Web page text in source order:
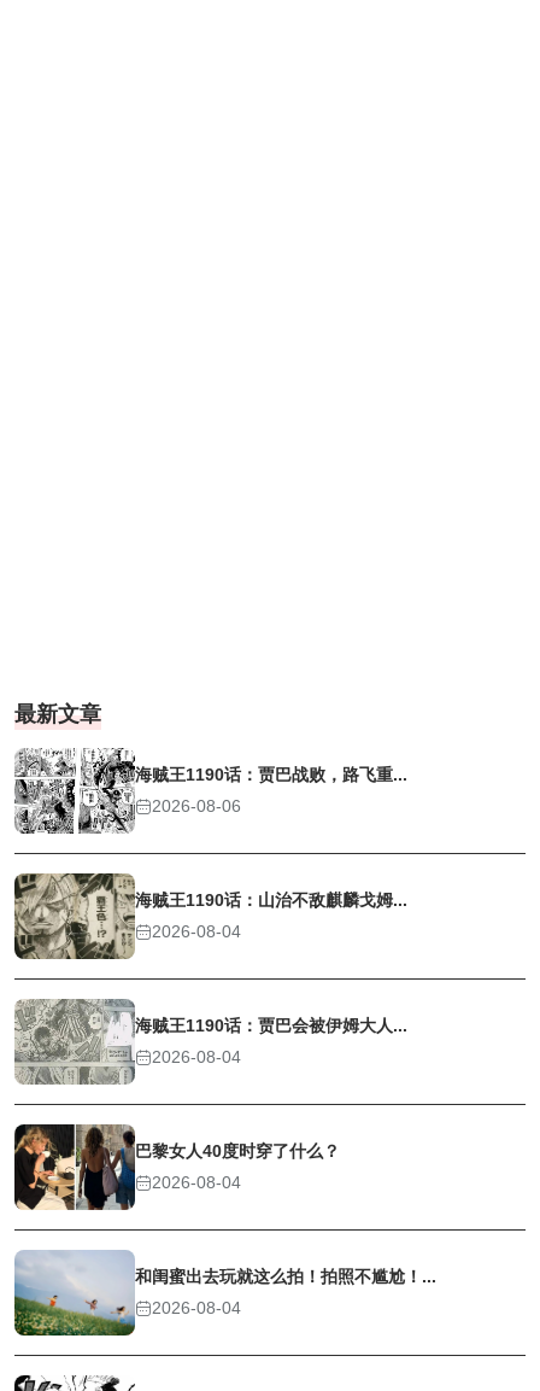
最新文章
海贼王1190话：贾巴战败，路飞重...
2026-08-06
海贼王1190话：山治不敌麒麟戈姆...
2026-08-04
海贼王1190话：贾巴会被伊姆大人...
2026-08-04
巴黎女人40度时穿了什么？
2026-08-04
和闺蜜出去玩就这么拍！拍照不尴尬！...
2026-08-04